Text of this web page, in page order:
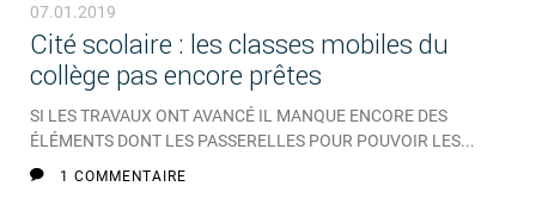
07.01.2019
Cité scolaire : les classes mobiles du
collège pas encore prêtes
SI LES TRAVAUX ONT AVANCÉ IL MANQUE ENCORE DES
ÉLÉMENTS DONT LES PASSERELLES POUR POUVOIR LES...
1 COMMENTAIRE